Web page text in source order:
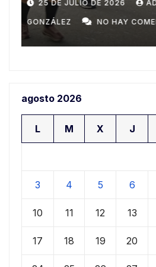
20 DE JULIO DE 2026
GONZÁLEZ NO HAY
agosto 2026
L M X J
3 4 5 6
10 11 12 13
17 18 19 20